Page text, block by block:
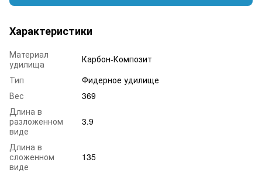
Характеристики
Материал
удилища
Карбон-Композит
Тип
Фидерное удилище
Вес
369
Длина в
разложенном
виде
3.9
Длина в
сложенном
виде
135